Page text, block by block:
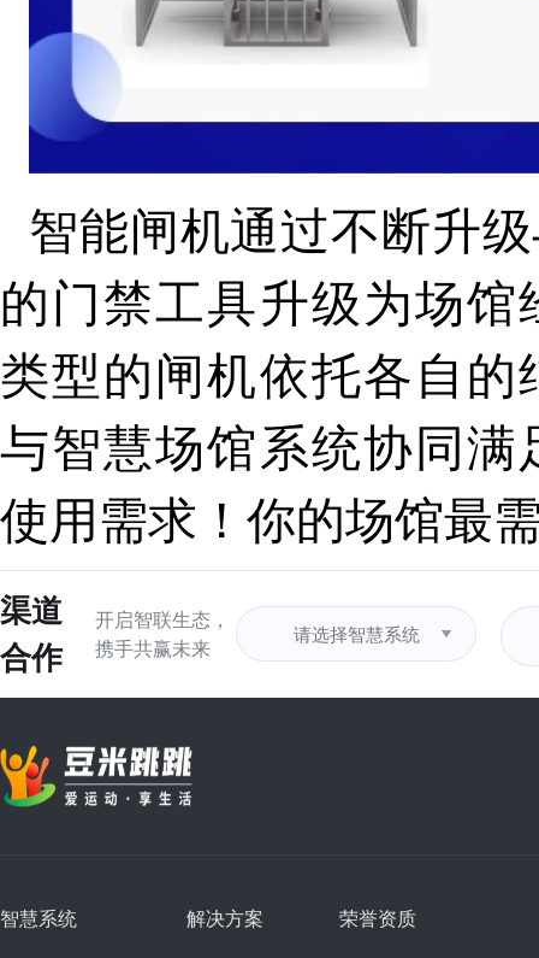
智能闸机通过不断升
的门禁工具升级为场
类型的闸机依托各自
与智慧场馆系统协同
使用需求！你的场馆最
渠道
合作
开启智联生态，
携手共赢未来
智慧系统 解决方案 荣誉资质